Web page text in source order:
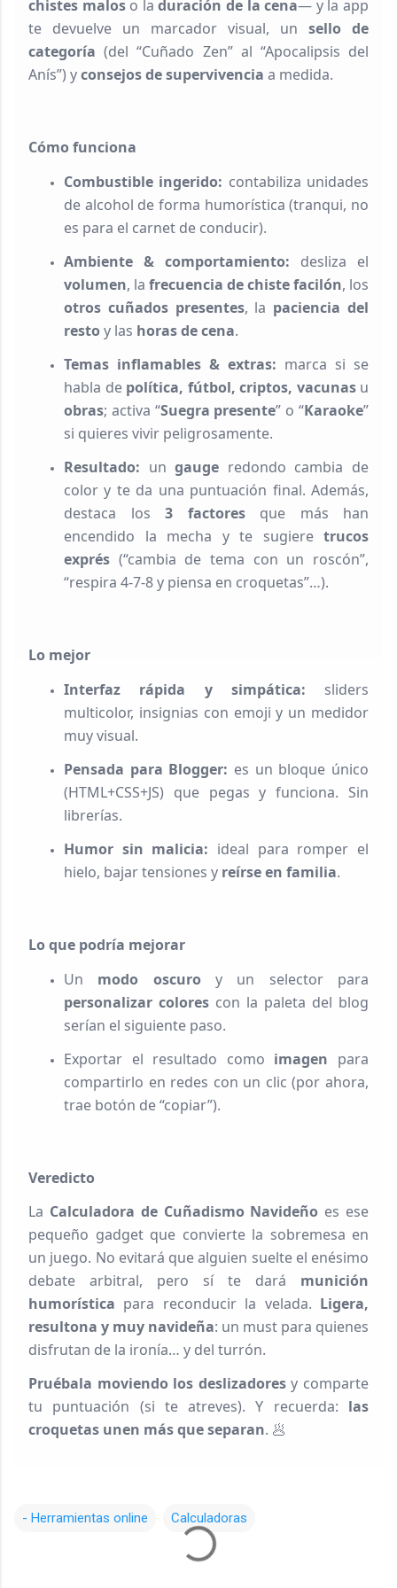
chistes maloso laduración de la cena— y la app
te devuelve un marcador visual, un sello de
categoría (del “Cuñado Zen” al “Apocalipsis del
Anís”) yconsejos de supervivencia a medida.
Cómo funciona
Combustible ingerido: contabiliza unidades
de alcohol de forma humorística (tranqui, no
es para el carnet de conducir).
Ambiente & comportamiento: desliza el
volumen, la frecuencia de chiste facilón, los
otros cuñados presentes, la paciencia del
restoy las horas de cena.
Temas inflamables & extras: marca si se
habla de política, fútbol, criptos, vacunasu
obras; activa “Suegra presente” o “Karaoke”
si quieres vivir peligrosamente.
Resultado: ungauge redondo cambia de
color y te da una puntuación final. Además,
destaca los 3 factoresque más han
encendido la mecha y te sugiere trucos
exprés (“cambia de tema con un roscón”,
“respira 4-7-8 y piensa en croquetas”…).
Lo mejor
Interfaz rápida y simpática: sliders
multicolor, insignias con emoji y un medidor
muy visual.
Pensada para Blogger: es un bloque único
(HTML+CSS+JS) que pegas y funciona. Sin
librerías.
Humor sin malicia: ideal para romper el
hielo, bajar tensiones y reírse en familia.
Lo que podría mejorar
Un modo oscuroy un selector para
personalizar colores con la paleta del blog
serían el siguiente paso.
Exportar el resultado como imagen para
compartirlo en redes con un clic (por ahora,
trae botón de “copiar”).
Veredicto
La Calculadora de Cuñadismo Navideño es ese
pequeño gadget que convierte la sobremesa en
un juego. No evitará que alguien suelte el enésimo
debate arbitral, pero sí te dará munición
humorística para reconducir la velada. Ligera,
resultona y muy navideña: un must para quienes
disfrutan de la ironía… y del turrón.
Pruébala moviendo los deslizadoresy comparte
tu puntuación (si te atreves). Y recuerda: las
croquetas unen más que separan. 🥟
- Herramientas online Calculadoras